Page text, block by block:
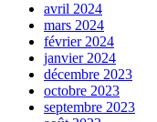
avril 2024
mars 2024
février 2024
janvier 2024
décembre 2023
octobre 2023
septembre 2023